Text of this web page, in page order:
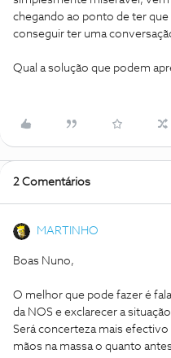
chegando ao ponto de ter que
conseguir ter uma
Qual a solução que podem
2 Comentários
MARTINHO
Boas Nuno,
O melhor que pode fazer é
da NOS e exclarecer a
Será concerteza mais
mãos na massa o quanto